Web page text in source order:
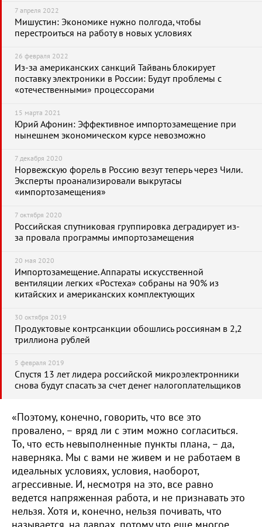
7 апреля 2022
Мишустин: Экономике нужно полгода, чтобы
перестроиться на работу в новых условиях
26 февраля 2022
Из-за американских санкций Тайвань блокирует
поставку электроники в России: Будут проблемы с
«отечественными» процессорами
15 марта 2021
Юрий Афонин: Эффективное импортозамещение при
нынешнем экономическом курсе невозможно
7 декабря 2020
Норвежскую форель в Россию везут теперь через Чили.
Эксперты проанализировали выкрутасы
«импортозамещения»
7 октября 2020
Российская спутниковая группировка деградирует из-
за провала программы импортозамещения
20 мая 2020
Импортозамещение. Аппараты искусственной
вентиляции легких «Ростеха» собраны на 90% из
китайских и американских комплектующих
30 октября 2019
Продуктовые контрсанкции обошлись россиянам в 2,2
триллиона рублей
5 февраля 2019
Спустя 13 лет лидера российской микроэлектронники
снова будут спасать за счет денег налогоплательщиков
«Поэтому, конечно, говорить, что все это
провалено, – вряд ли с этим можно согласиться.
То, что есть невыполненные пункты плана, – да,
наверняка. Мы с вами не живем и не работаем в
идеальных условиях, условия, наоборот,
агрессивные. И, несмотря на это, все равно
ведется напряженная работа, и не признавать это
нельзя. Хотя и, конечно, нельзя почивать, что